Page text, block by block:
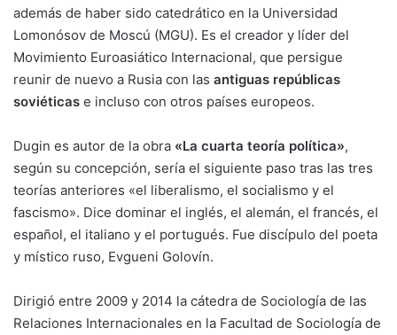
además de haber sido catedrático en la Universidad
Lomonósov de Moscú (MGU). Es el creador y líder del
Movimiento Euroasiático Internacional, que persigue
reunir de nuevo a Rusia con las antiguas repúblicas
soviéticas e incluso con otros países europeos.
Dugin es autor de la obra «La cuarta teoría política»,
según su concepción, sería el siguiente paso tras las tres
teorías anteriores «el liberalismo, el socialismo y el
fascismo». Dice dominar el inglés, el alemán, el francés, el
español, el italiano y el portugués. Fue discípulo del poeta
y místico ruso, Evgueni Golovín.
Dirigió entre 2009 y 2014 la cátedra de Sociología de las
Relaciones Internacionales en la Facultad de Sociología de